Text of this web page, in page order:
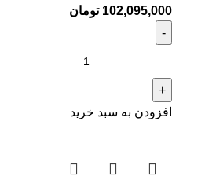
102,095,000 تومان
افزودن به سبد خرید